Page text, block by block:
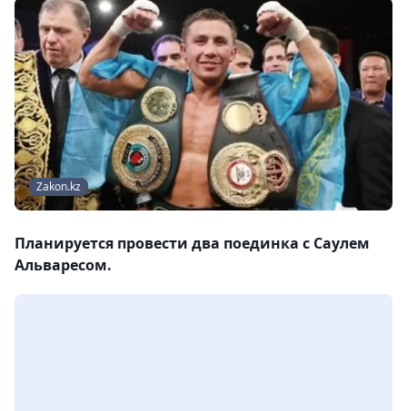
Zakon.kz
Планируется провести два поединка с Саулем
Альваресом.